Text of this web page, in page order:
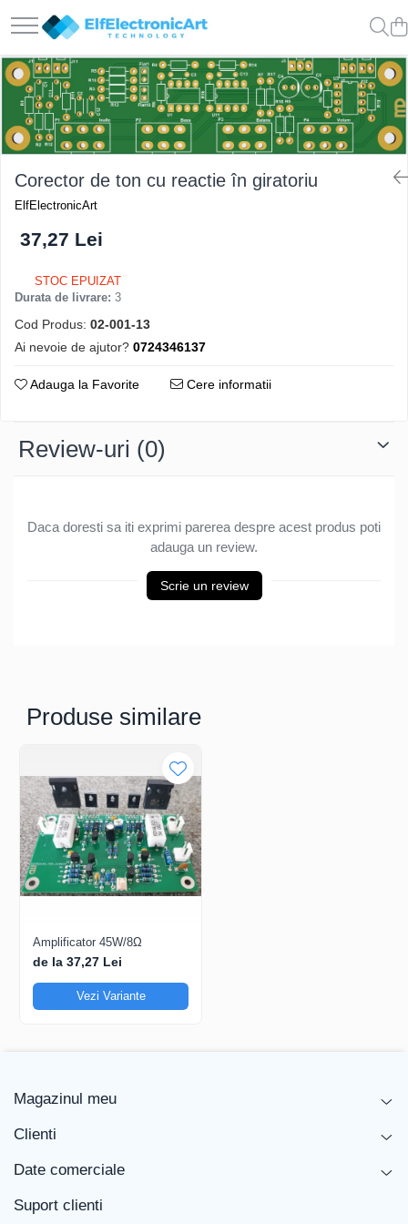
Instrumente de masura si control
Clesti Ampermetrici
Multimetre Digitale
Scule Atelier
Surse de alimentare
Termometre
Testere
Osciloscoape
Accesorii
Osciloscoape AXIOMET
Osciloscoape B&K PRECISION
Osciloscoape FLUKE
Osciloscoape GW INSTEK
Osciloscoape HANTEK
Osciloscoape OWON
Osciloscoape ROHDE & SCHWARZ
Corector de ton cu reactie în giratoriu
ElfElectronicArt
37,27 Lei
STOC EPUIZAT
Durata de livrare: 3
Cod Produs: 02-001-13
Ai nevoie de ajutor? 0724346137
Adauga la Favorite Cere informatii
Review-uri (0)
Daca doresti sa iti exprimi parerea despre acest produs poti
adauga un review.
Scrie un review
Produse similare
Amplificator 45W/8Ω
de la 37,27 Lei
Vezi Variante
Magazinul meu
Clienti
Date comerciale
Suport clienti